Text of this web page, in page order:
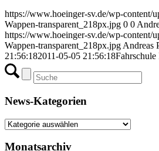
https://www.hoeinger-sv.de/wp-content/
Wappen-transparent_218px.jpg 0 0
https://www.hoeinger-sv.de/wp-content/
Wappen-transparent_218px.jpg Andreas
21:56:182011-05-05 21:56:18Fahrschule
News-Kategorien
News-
Monatsarchiv